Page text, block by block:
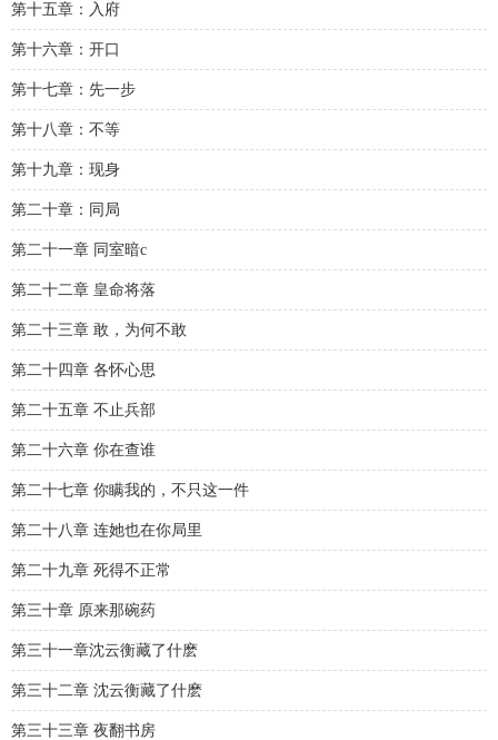
第十五章：入府
第十六章：开口
第十七章：先一步
第十八章：不等
第十九章：现身
第二十章：同局
第二十一章 同室暗c
第二十二章 皇命将落
第二十三章 敢，为何不敢
第二十四章 各怀心思
第二十五章 不止兵部
第二十六章 你在查谁
第二十七章 你瞒我的，不只这一件
第二十八章 连她也在你局里
第二十九章 死得不正常
第三十章 原来那碗药
第三十一章沈云衡藏了什麽
第三十二章 沈云衡藏了什麽
第三十三章 夜翻书房